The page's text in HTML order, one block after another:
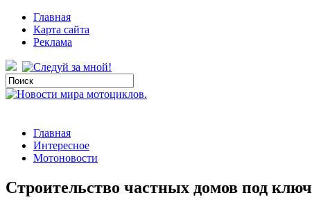
Главная
Карта сайта
Реклама
Главная
Интересное
Мотоновости
Cтроительство частных домов под ключ